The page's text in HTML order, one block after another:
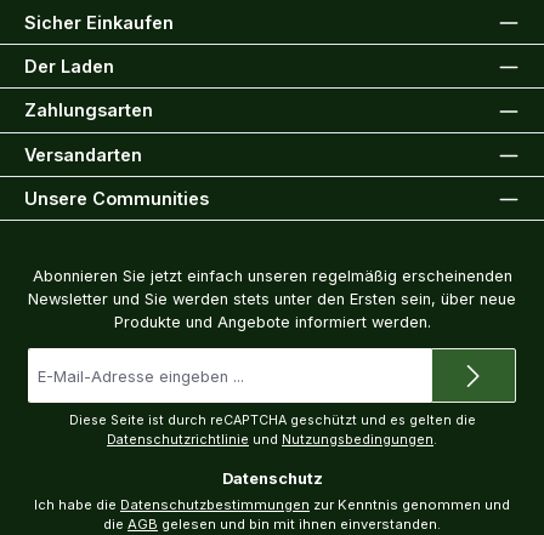
Sicher Einkaufen
Der Laden
Zahlungsarten
Versandarten
Unsere Communities
Abonnieren Sie jetzt einfach unseren regelmäßig erscheinenden
Newsletter und Sie werden stets unter den Ersten sein, über neue
Produkte und Angebote informiert werden.
Mail-
Adresse
Diese Seite ist durch reCAPTCHA geschützt und es gelten die
Datenschutzrichtlinie und Nutzungsbedingungen.
Datenschutz
Ich habe die Datenschutzbestimmungen zur Kenntnis genommen und
die AGB gelesen und bin mit ihnen einverstanden.